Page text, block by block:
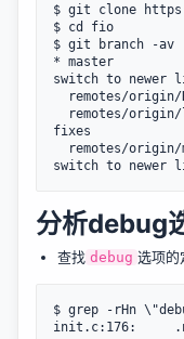
$ git clone
$ cd fio
$ git branch -av
* master
switch to newer
fixes
分析debug
查找 debug 选项的
$ grep -rHn